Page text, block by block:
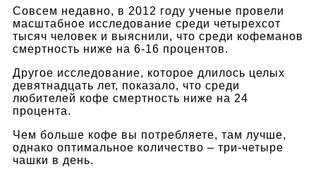
Совсем недавно, в 2012 году ученые провели
масштабное исследование среди четырехсот
тысяч человек и выяснили, что среди кофеманов
смертность ниже на 6-16 процентов.
Другое исследование, которое длилось целых
девятнадцать лет, показало, что среди
любителей кофе смертность ниже на 24
процента.
Чем больше кофе вы потребляете, там лучше,
однако оптимальное количество – три-четыре
чашки в день.